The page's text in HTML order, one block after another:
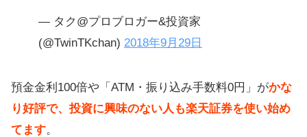
— タク@プロブロガー&投資家
(@TwinTKchan) 2018年9月29日
預金金利100倍や「ATM・振り込み手数料0円」がかな
り好評で、投資に興味のない人も楽天証券を使い始め
てます。